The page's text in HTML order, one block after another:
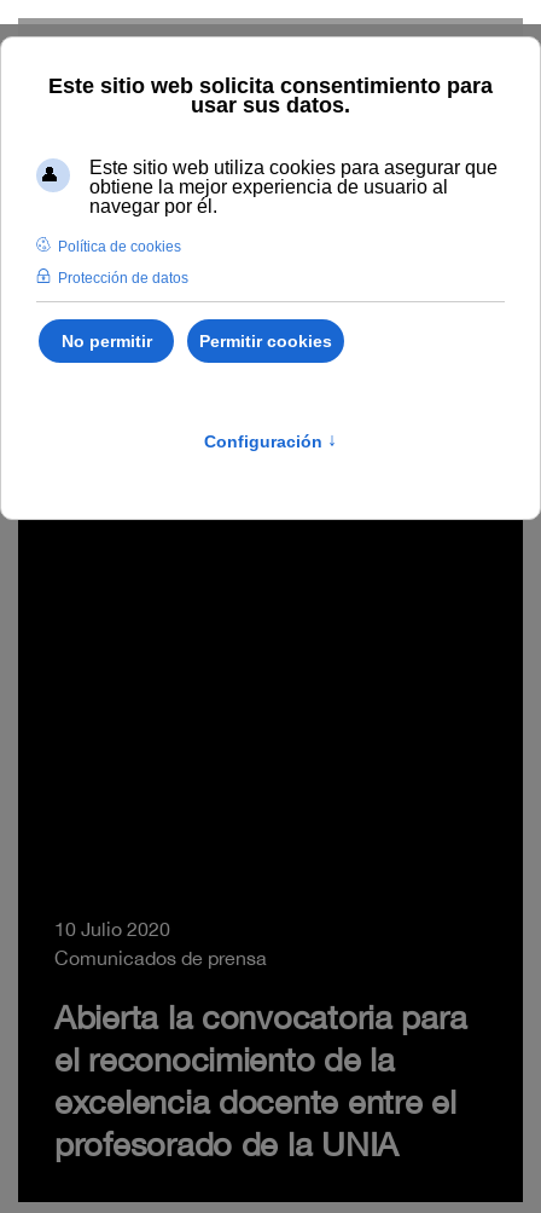
10 Julio 2020
Comunicados de prensa
Abierta la convocatoria para
el reconocimiento de la
excelencia docente entre el
profesorado de la UNIA